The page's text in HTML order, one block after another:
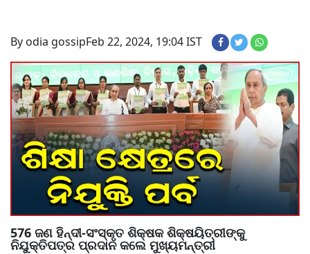
By odia gossipFeb 22, 2024, 19:04 IST
576 ଜଣ ହିନ୍ଦୀ-ସଂସ୍କୃତ ଶିକ୍ଷକ ଶିକ୍ଷୟିତ୍ରୀଙ୍କୁ
ନିଯୁକ୍ତିପତ୍ର ପ୍ରଦାନ କଲେ ମୁଖ୍ୟମନ୍ତ୍ରୀ